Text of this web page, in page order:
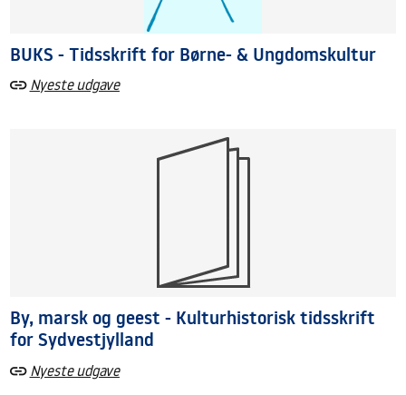
BUKS - Tidsskrift for Børne- & Ungdomskultur
Nyeste udgave
By, marsk og geest - Kulturhistorisk tidsskrift
for Sydvestjylland
Nyeste udgave